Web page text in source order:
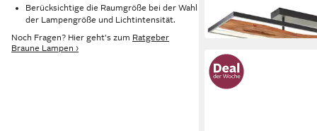
Berücksichtige die Raumgröße bei der Wahl
der Lampengröße und Lichtintensität.
Noch Fragen? Hier geht's zum Ratgeber
Braune Lampen ›
in 2-4 Werktagen bei dir